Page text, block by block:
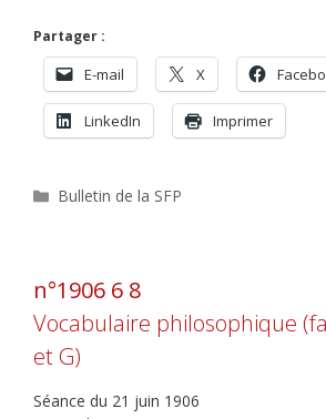
Partager :
E-mail X
LinkedIn Imprimer
Catégories
Bulletin de la SFP
n°1906 6 8
Vocabulaire philosophique
et G)
Séance du 21 juin 1906